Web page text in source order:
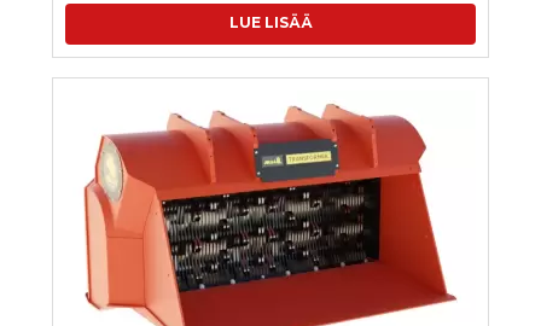
LUE LISÄÄ